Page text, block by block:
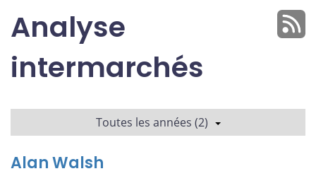
Analyse
intermarchés
Toutes les années (2)
Alan Walsh